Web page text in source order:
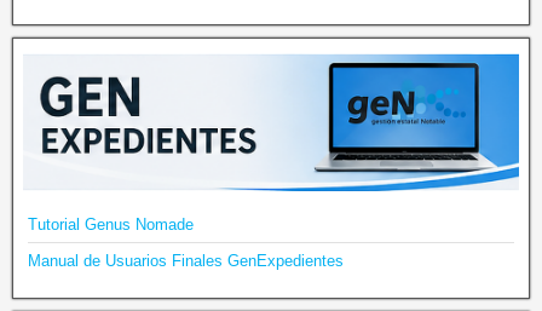
Tutorial Genus Nomade
Manual de Usuarios Finales GenExpedientes